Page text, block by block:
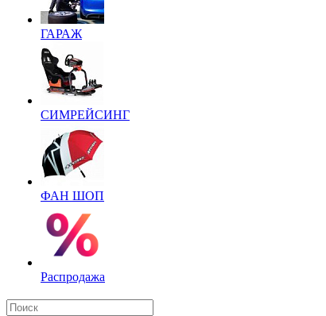
ГАРАЖ
СИМРЕЙСИНГ
ФАН ШОП
Распродажа